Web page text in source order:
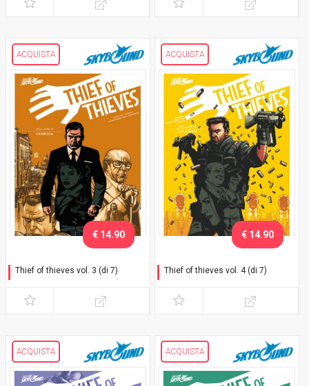
ACQUISTA
Thief of thieves vol. 3 (di 7)
€ 14.90
ACQUISTA
Thief of thieves vol. 4 (di 7)
€ 14.90
ACQUISTA ACQUISTA